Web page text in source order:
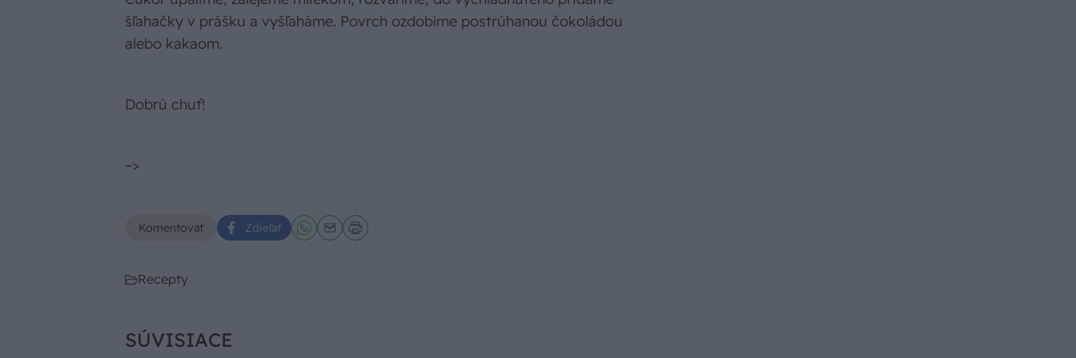
šľahačky v prášku a vyšľaháme. Povrch ozdobíme postrúhanou čokoládou
alebo kakaom.
Dobrú chuť!
–>
Komentovať Zdieľať
Recepty
SÚVISIACE